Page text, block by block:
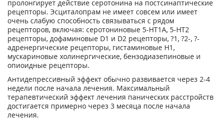
пролонгирует действие серотонина на постсинаптические
рецепторы. Эсциталопрам не имеет совсем или имеет
очень слабую способность связываться с рядом
рецепторов, включая: серотониновые 5-HT1А, 5-НТ2
рецепторы, дофаминовые D1 и D2 рецепторы, ?1 , ?2-, ?-
адренергические рецепторы, гистаминовые H1 ,
мускариновые холинергические, бензодиазепиновые и
опиоидные рецепторы.
Антидепрессивный эффект обычно развивается через 2-4
недели после начала лечения. Максимальный
терапевтический эффект лечения панических расстройств
достигается примерно через 3 месяца после начала
лечения.